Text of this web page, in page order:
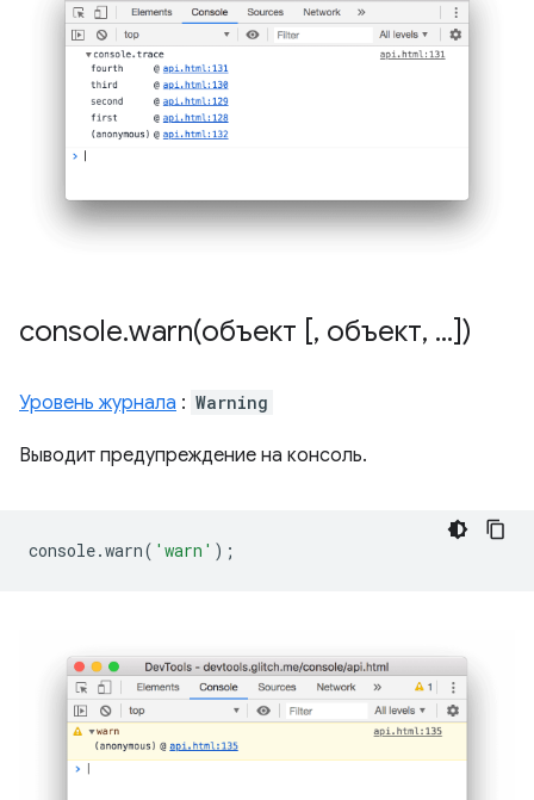
console.warn(объект [, объект, ...])
Уровень журнала : Warning
Выводит предупреждение на консоль.
console.warn( 'warn' );